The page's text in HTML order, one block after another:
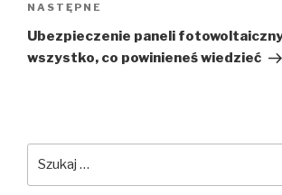
NASTĘPNE
Ubezpieczenie paneli
wszystko, co powinieneś wiedzieć